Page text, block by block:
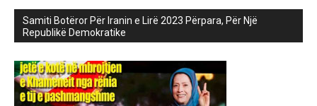
Samiti Botëror Për Iranin e Lirë 2023 Përpara, Për Një
Republikë Demokratike